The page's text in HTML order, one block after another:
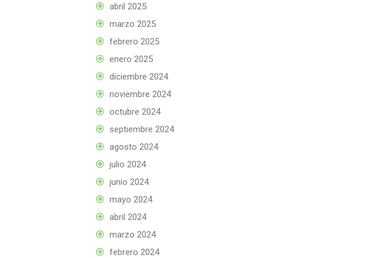
abril 2025
marzo 2025
febrero 2025
enero 2025
diciembre 2024
noviembre 2024
octubre 2024
septiembre 2024
agosto 2024
julio 2024
junio 2024
mayo 2024
abril 2024
marzo 2024
febrero 2024